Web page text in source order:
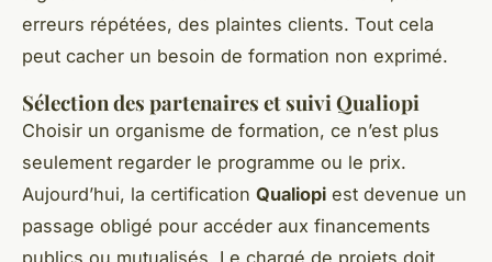
erreurs répétées, des plaintes clients. Tout cela
peut cacher un besoin de formation non exprimé.
Sélection des partenaires et suivi Qualiopi
Choisir un organisme de formation, ce n’est plus
seulement regarder le programme ou le prix.
Aujourd’hui, la certification Qualiopi est devenue un
passage obligé pour accéder aux financements